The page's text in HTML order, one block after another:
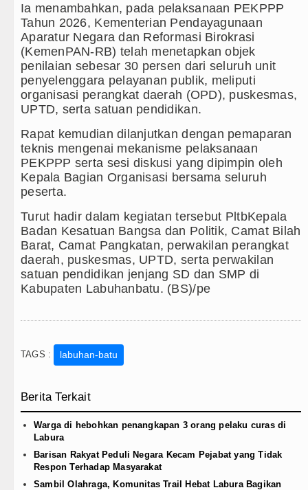
Ia menambahkan, pada pelaksanaan PEKPPP
Tahun 2026, Kementerian Pendayagunaan
Aparatur Negara dan Reformasi Birokrasi
(KemenPAN-RB) telah menetapkan objek
penilaian sebesar 30 persen dari seluruh unit
penyelenggara pelayanan publik, meliputi
organisasi perangkat daerah (OPD), puskesmas,
UPTD, serta satuan pendidikan.
Rapat kemudian dilanjutkan dengan pemaparan
teknis mengenai mekanisme pelaksanaan
PEKPPP serta sesi diskusi yang dipimpin oleh
Kepala Bagian Organisasi bersama seluruh
peserta.
Turut hadir dalam kegiatan tersebut PltbKepala
Badan Kesatuan Bangsa dan Politik, Camat Bilah
Barat, Camat Pangkatan, perwakilan perangkat
daerah, puskesmas, UPTD, serta perwakilan
satuan pendidikan jenjang SD dan SMP di
Kabupaten Labuhanbatu. (BS)/pe
TAGS : labuhan-batu
Berita Terkait
Warga di hebohkan penangkapan 3 orang pelaku curas di
Labura
Barisan Rakyat Peduli Negara Kecam Pejabat yang Tidak
Respon Terhadap Masyarakat
Sambil Olahraga, Komunitas Trail Hebat Labura Bagikan